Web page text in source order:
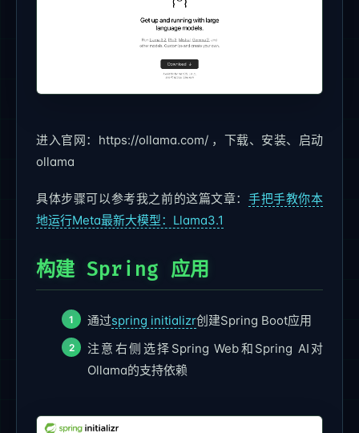
进入官网：https://ollama.com/ ，下载、安装、启动
ollama
具体步骤可以参考我之前的这篇文章：手把手教你本
地运行Meta最新大模型：Llama3.1
构建 Spring 应用
通过spring initializr创建Spring Boot应用
注意右侧选择Spring Web和Spring AI对
Ollama的支持依赖